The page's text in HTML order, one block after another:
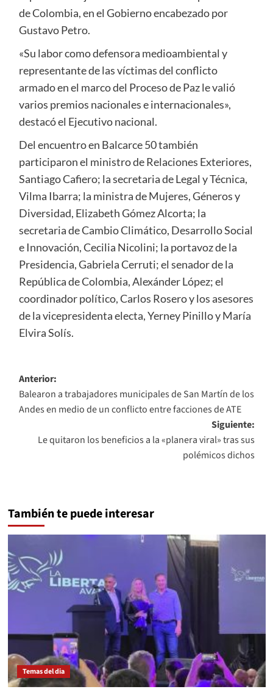
de Colombia, en el Gobierno encabezado por
Gustavo Petro.
«Su labor como defensora medioambiental y
representante de las víctimas del conflicto
armado en el marco del Proceso de Paz le valió
varios premios nacionales e internacionales»,
destacó el Ejecutivo nacional.
Del encuentro en Balcarce 50 también
participaron el ministro de Relaciones Exteriores,
Santiago Cafiero; la secretaria de Legal y Técnica,
Vilma Ibarra; la ministra de Mujeres, Géneros y
Diversidad, Elizabeth Gómez Alcorta; la
secretaria de Cambio Climático, Desarrollo Social
e Innovación, Cecilia Nicolini; la portavoz de la
Presidencia, Gabriela Cerruti; el senador de la
República de Colombia, Alexánder López; el
coordinador político, Carlos Rosero y los asesores
de la vicepresidenta electa, Yerney Pinillo y María
Elvira Solís.
Navegación
de
entradas
Anterior:
Balearon a trabajadores municipales de San Martín de los
Andes en medio de un conflicto entre facciones de ATE
Siguiente:
Le quitaron los beneficios a la «planera viral» tras sus
polémicos dichos
También te puede interesar
Temas del dia